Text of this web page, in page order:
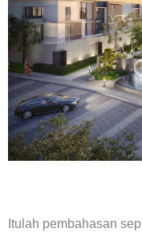
Itulah pembahasan